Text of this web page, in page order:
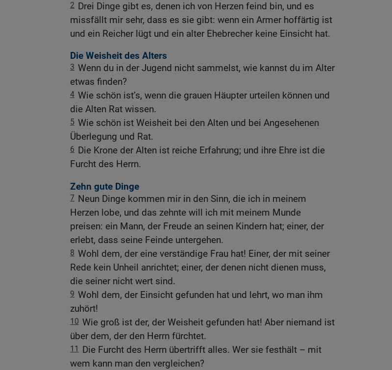
2 Drei Dinge gibt es, denen ich von Herzen feind bin, und es
missfällt mir sehr, dass es sie gibt: wenn ein Armer hoffärtig ist
und ein Reicher lügt und ein alter Ehebrecher keine Einsicht hat.
Die Weisheit des Alters
3 Wenn du in der Jugend nicht sammelst, wie kannst du im Alter
etwas finden?
4 Wie schön ist’s, wenn die grauen Häupter urteilen können und
die Alten Rat wissen.
5 Wie schön ist Weisheit bei den Alten und bei Angesehenen
Überlegung und Rat.
6 Die Krone der Alten ist reiche Erfahrung; und ihre Ehre ist die
Furcht des Herrn.
Zehn gute Dinge
7 Neun Dinge kommen mir in den Sinn, die ich in meinem
Herzen lobe, und das zehnte will ich mit meinem Munde
preisen: ein Mann, der Freude an seinen Kindern hat; einer, der
erlebt, dass seine Feinde untergehen.
8 Wohl dem, der eine verständige Frau hat! Einer, der mit seiner
Rede kein Unheil anrichtet; einer, der denen nicht dienen muss,
die seiner nicht wert sind.
9 Wohl dem, der Einsicht gefunden hat und lehrt, wo man ihm
zuhört!
10 Wie groß ist der, der Weisheit gefunden hat! Aber niemand ist
über dem, der den Herrn fürchtet.
11 Die Furcht des Herrn übertrifft alles. Wer sie festhält – mit
wem kann man den vergleichen?